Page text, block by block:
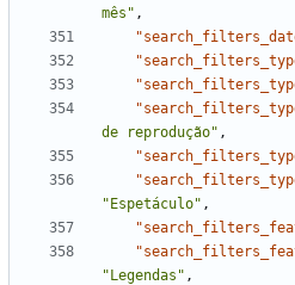
mês" ,
de reprodução" ,
"Espetáculo" ,
"Legendas" ,